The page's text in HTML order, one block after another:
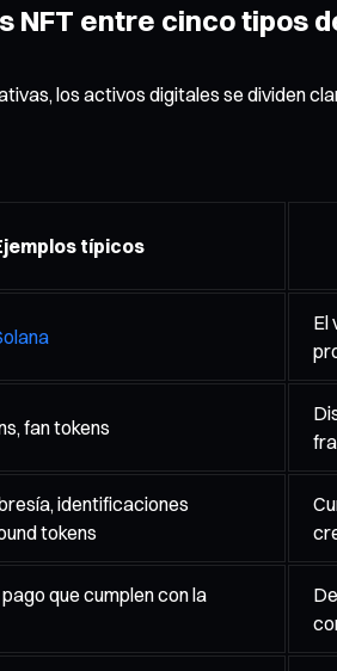
NFT entre cinco tipos
los activos digitales se dividen
típicos
El
fan tokens
identificaciones
tokens
que cumplen con la